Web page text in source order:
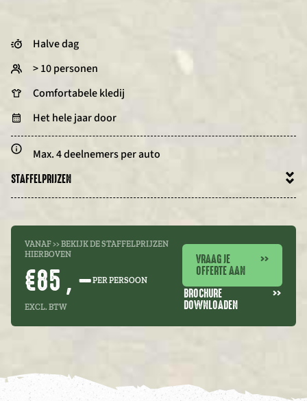
Halve dag
> 10 personen
Comfortabele kledij
Het hele jaar door
Max. 4 deelnemers per auto
STAFFELPRIJZEN
VANAF >> BEKIJK DE STAFFELPRIJZEN
HIERBOVEN
€85 , –PER PERSOON
EXCL. BTW
VRAAG JE
OFFERTE AAN
>>
BROCHURE
DOWNLOADEN
>>